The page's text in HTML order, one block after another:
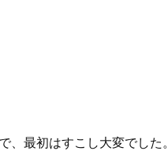
最初はすこし大変でした。